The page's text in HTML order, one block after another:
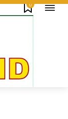
0